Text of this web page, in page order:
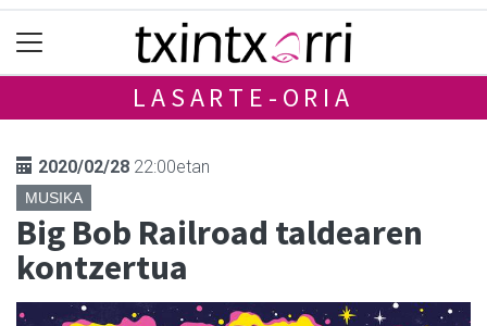
LASARTE-ORIA
2020/02/28 22:00etan
MUSIKA
Big Bob Railroad taldearen
kontzertua